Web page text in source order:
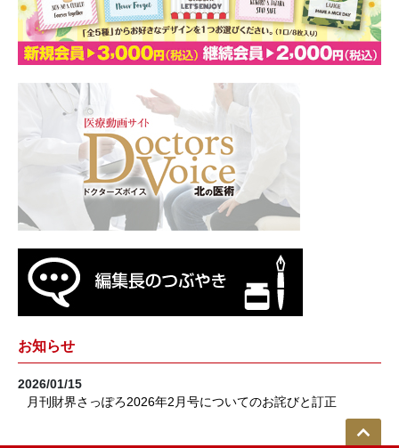
お知らせ
2026/01/15
月刊財界さっぽろ2026年2月号についてのお詫びと訂正